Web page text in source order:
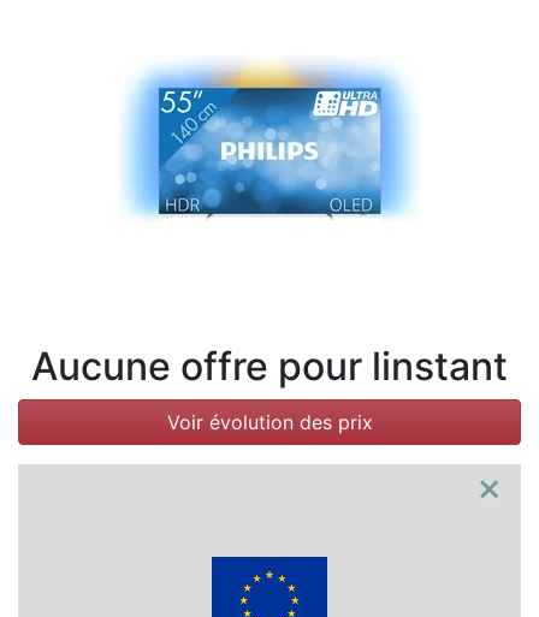
Contactez-nous
Aucune offre pour linstant
Voir évolution des prix
×